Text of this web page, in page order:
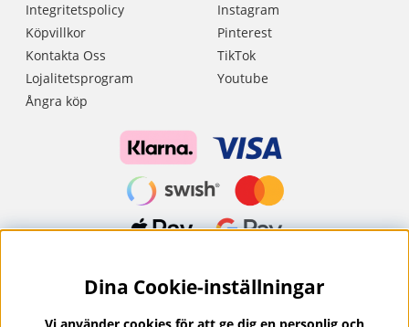
Integritetspolicy
Köpvillkor
Kontakta Oss
Lojalitetsprogram
Ångra köp
Instagram
Pinterest
TikTok
Youtube
Nyhetsbrev?
I vårt nyhetsbrev får du ta del av nyheter och
Dina Cookie-inställningar